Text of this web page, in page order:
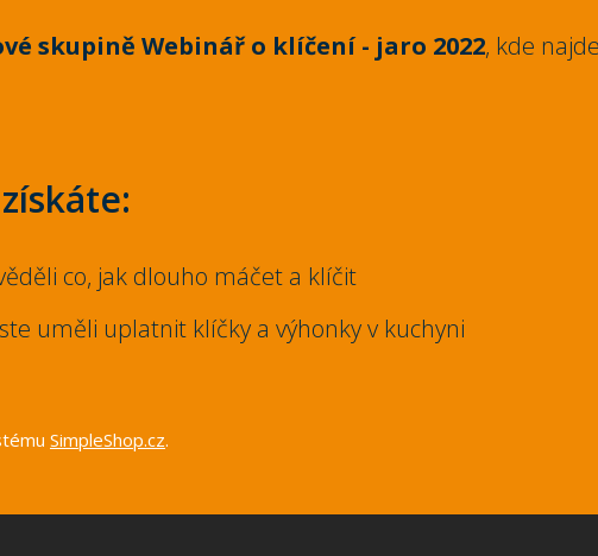
skupině Webinář o klíčení - jaro 2022, kde
co, jak dlouho máčet a klíčit
uměli uplatnit klíčky a výhonky v kuchyni
SimpleShop.cz.